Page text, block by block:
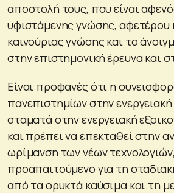
αποστολή τους, που είναι
υφιστάμενης γνώσης, αφετέρου
καινούριας γνώσης και το
στην επιστημονική έρευνα και
Είναι προφανές ότι η
πανεπιστημίων στην
σταματά στην ενεργειακή
και πρέπει να επεκταθεί στην
ωρίμανση των νέων
προαπαιτούμενο για τη
από τα ορυκτά καύσιμα και τη